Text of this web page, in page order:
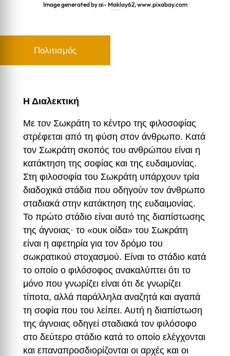
Image generated by ai- Maklay62, www.pixabay.com
Πολιτισμός
Η Διαλεκτική
Με τον Σωκράτη το κέντρο της φιλοσοφίας
στρέφεται από τη φύση στον άνθρωπο. Κατά
τον Σωκράτη σκοπός του ανθρώπου είναι η
κατάκτηση της σοφίας και της ευδαιμονίας.
Στη φιλοσοφία του Σωκράτη υπάρχουν τρία
διαδοχικά στάδια που οδηγούν τον άνθρωπο
σταδιακά στην κατάκτηση της ευδαιμονίας.
Το πρώτο στάδιο είναι αυτό της διαπίστωσης
της άγνοιας· το «ουκ οίδα» του Σωκράτη
είναι η αφετηρία για τον δρόμο του
σωκρατικού στοχασμού. Είναι το στάδιο κατά
το οποίο ο φιλόσοφος ανακαλύπτει ότι το
μόνο που γνωρίζει είναι ότι δε γνωρίζει
τίποτα, αλλά παράλληλα αναζητά και αγαπά
τη σοφία που του λείπει. Αυτή η διαπίστωση
της άγνοιας οδηγεί σταδιακά τον φιλόσοφο
στο δεύτερο στάδιο κατά το οποίο ελέγχονται
και επαναπροσδιορίζονται οι αρχές και οι